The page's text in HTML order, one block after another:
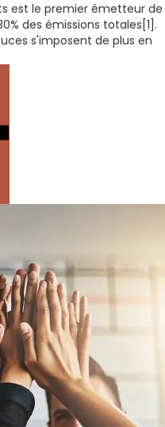
est le premier émetteur de
des émissions totales[1].
s'imposent de plus en